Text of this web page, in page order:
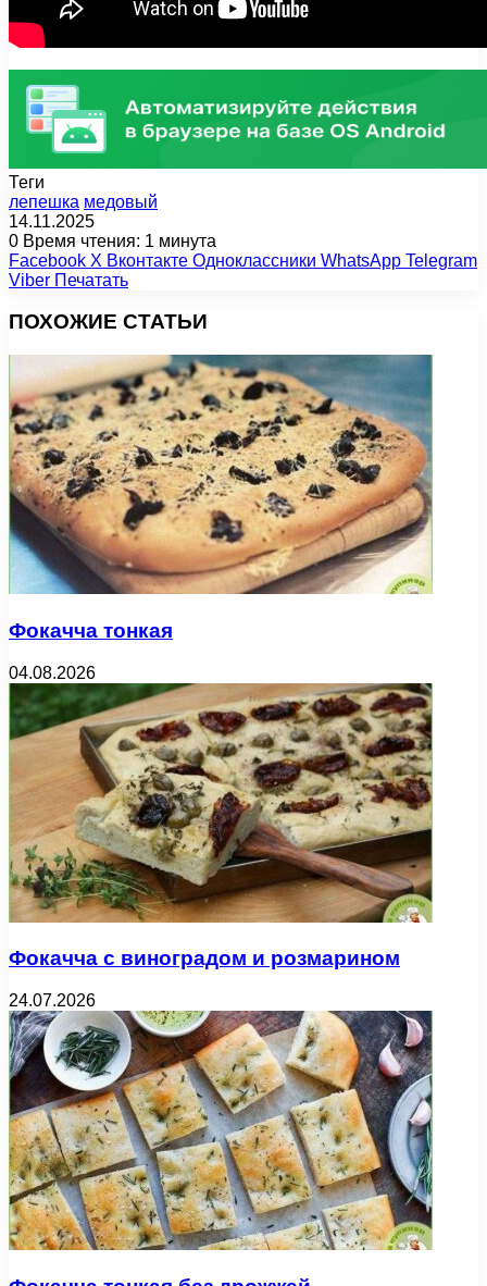
Теги
лепешка медовый
14.11.2025
0 Время чтения: 1 минута
Facebook X Вконтакте Одноклассники WhatsApp Telegram
Viber Печатать
ПОХОЖИЕ СТАТЬИ
Фокачча тонкая
04.08.2026
Фокачча с виноградом и розмарином
24.07.2026